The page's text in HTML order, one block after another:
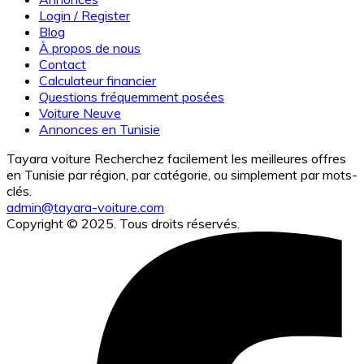
Login / Register
Blog
À propos de nous
Contact
Calculateur financier
Questions fréquemment posées
Voiture Neuve
Annonces en Tunisie
Tayara voiture Recherchez facilement les meilleures offres
en Tunisie par région, par catégorie, ou simplement par mots-
clés.
admin@tayara-voiture.com
Copyright © 2025. Tous droits réservés.